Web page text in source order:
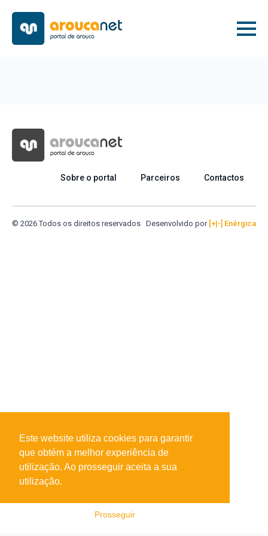
Sobre o portal Parceiros Contactos
© 2026 Todos os direitos reservados Desenvolvido por [+|-] Enérgica
Este website utiliza cookies para garantir
que obtém a melhor experiência de
utilização. Ao prosseguir aceita a sua
utilização.
Prosseguir